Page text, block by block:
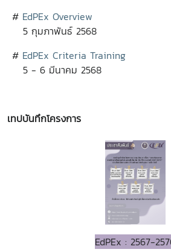
# EdPEx Overview
5 กุมภาพันธ์ 2568
# EdPEx Criteria Training
5 - 6 มีนาคม 2568
เทปบันทึกโครงการ
EdPEx : 2567-